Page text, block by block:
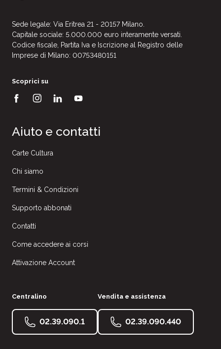
Sede legale: Via Eritrea 21 - 20157 Milano.
Capitale sociale: 5.000.000 euro interamente versati.
Codice fiscale, Partita Iva e Iscrizione al Registro delle
Imprese di Milano: 00753480151
Scoprici su
Aiuto e contatti
Carte Cultura
Chi siamo
Termini & Condizioni
Supporto abbonati
Contatti
Come accedere ai corsi
Attivazione Account
Centralino
02.39.090.1
Vendita e assistenza
02.39.090.440